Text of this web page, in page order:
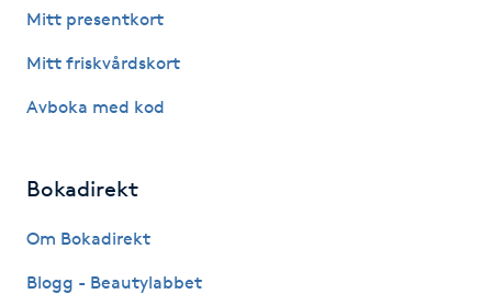
Hårförlängning
Hårvård
Hälsa
Hälsprickor
Mitt presentkort
Mitt friskvårdskort
Avboka med kod
Bokadirekt
Om Bokadirekt
Blogg - Beautylabbet